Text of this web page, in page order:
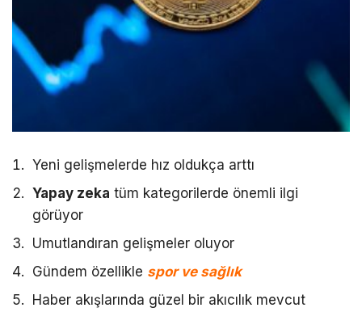
Yeni gelişmelerde hız oldukça arttı
Yapay zeka tüm kategorilerde önemli ilgi
görüyor
Umutlandıran gelişmeler oluyor
Gündem özellikle spor ve sağlık
Haber akışlarında güzel bir akıcılık mevcut